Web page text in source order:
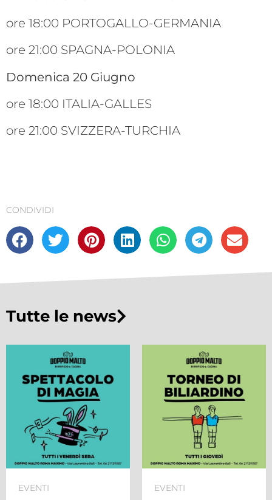
ore 18:00 PORTOGALLO-GERMANIA
ore 21:00 SPAGNA-POLONIA
Domenica 20 Giugno
ore 18:00 ITALIA-GALLES
ore 21:00 SVIZZERA-TURCHIA
CONDIVIDI
Tutte le news
EVENTI EVENTI